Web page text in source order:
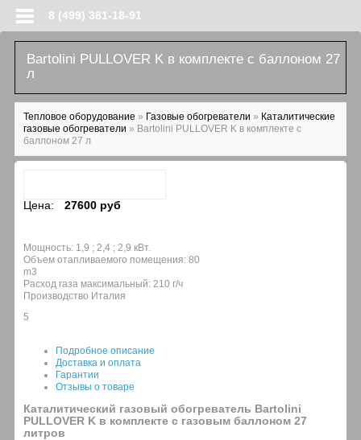
8 (499) 381-18-91
Bartolini PULLOVER K в комплекте с баллоном 27
л
Вы здесь
Тепловое оборудование » Газовые обогреватели » Каталитические
газовые обогреватели » Bartolini PULLOVER K в комплекте с
баллоном 27 л
Цена: 27600 руб
Мощность: 1,9 ; 2,4 ; 2,9 кВт.
Объем отапливаемого помещения: 80
m3
Расход газа максимальный: 210 г/ч
Производство Италия
5
Подробное описание
Доставка и оплата
Гарантии
Отзывы о товаре
Каталитический газовый обогреватель Bartolini
PULLOVER K в комплекте с газовым баллоном 27
литров